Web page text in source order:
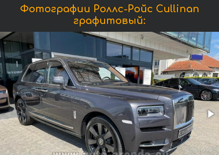
Фотографии Роллс-Ройс Cullinan
графитовый: